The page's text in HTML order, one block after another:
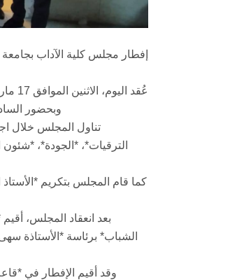
إفطار مجلس كلية الآداب
عُقد
وبحضور
تناول المجلس خلال
الترقيات*، *الجودة*، *شئون
كما قام المجلس بتكريم
بعد انعقاد المجلس،
الشباب* برئاسة *الأستاذة